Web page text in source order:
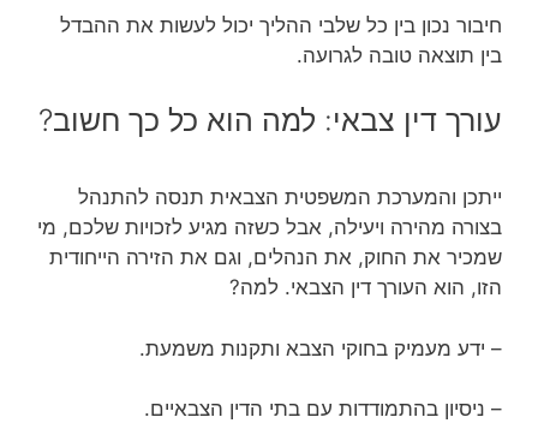
חיבור נכון בין כל שלבי ההליך יכול לעשות את ההבדל
בין תוצאה טובה לגרועה.
עורך דין צבאי: למה הוא כל כך חשוב?
ייתכן והמערכת המשפטית הצבאית תנסה להתנהל
בצורה מהירה ויעילה, אבל כשזה מגיע לזכויות שלכם, מי
שמכיר את החוק, את הנהלים, וגם את הזירה הייחודית
הזו, הוא העורך דין הצבאי. למה?
– ידע מעמיק בחוקי הצבא ותקנות משמעת.
– ניסיון בהתמודדות עם בתי הדין הצבאיים.